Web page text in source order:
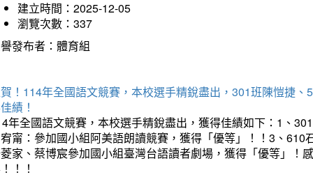
建立時間：2025-12-05
瀏覽次數：337
發布者：體育組
！114年全國語文競賽，本校選手精銳盡出，301班陳愷捷
績！
年全國語文競賽，本校選手精銳盡出，獲得佳績如下：1、
甯：參加國小組阿美語朗讀競賽，獲得「優等」！！3、
家、蔡博宸參加國小組臺灣台語讀者劇場，獲得「優等」！
！！